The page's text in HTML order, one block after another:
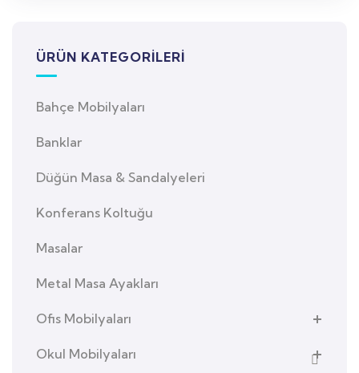
ÜRÜN KATEGORILERI
Bahçe Mobilyaları
Banklar
Düğün Masa & Sandalyeleri
Konferans Koltuğu
Masalar
Metal Masa Ayakları
Ofis Mobilyaları
Okul Mobilyaları